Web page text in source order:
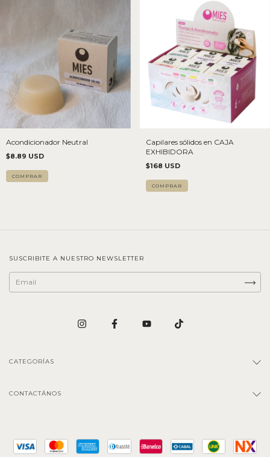
Acondicionador Neutral
$8.89 USD
Capilares sólidos en CAJA
EXHIBIDORA
$168 USD
SUSCRIBITE A NUESTRO NEWSLETTER
CATEGORÍAS
CONTACTÁNOS